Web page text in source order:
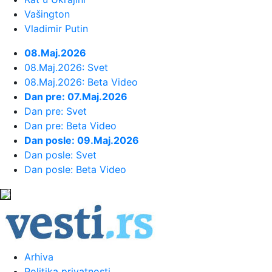
23:36: Mika Hakinen upozorio Meklaren
23:31:Evo koliko je Mia Borisavljević
starija od muža, Bojana Gruji...
23:28: VIDEO: Test 2026 Cupra Born
23:27:Nova pravila za upis nekretnina:
Kuće preko 400 kvadrata plaća...
ŠAPCU: Zukić i Sukačev doneli tri ...
23:19:Problem za Partizan pred revanš sa
Tobolom
Vašington
Vladimir Putin
08.Maj.2026
08.Maj.2026: Svet
08.Maj.2026: Beta Video
Dan pre: 07.Maj.2026
Dan pre: Svet
Dan pre: Beta Video
Dan posle: 09.Maj.2026
Dan posle: Svet
Dan posle: Beta Video
Arhiva